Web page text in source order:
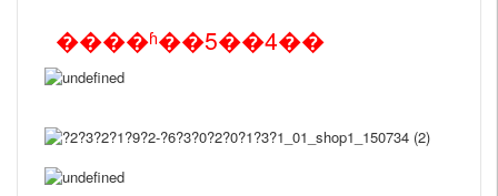
����ʱ��5��4��